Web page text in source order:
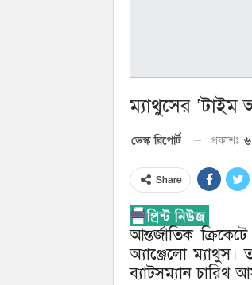
ম্যাথুসের ‘টাইম
ডেস্ক রিপোর্ট প্রকাশঃ
Share
আন্তর্জাতিক
অ্যাঞ্জেলো
ব্যাটসম্যান চারিথ